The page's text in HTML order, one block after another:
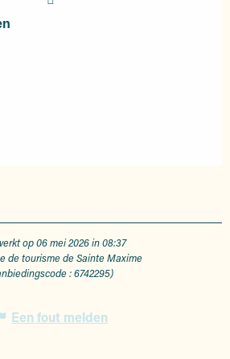
op 06 mei 2026 in 08:37
de tourisme de Sainte Maxime
:6742295)
Een fout melden